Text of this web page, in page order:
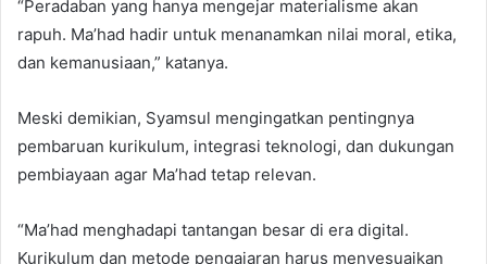
“Peradaban yang hanya mengejar materialisme akan
rapuh. Ma’had hadir untuk menanamkan nilai moral, etika,
dan kemanusiaan,” katanya.
Meski demikian, Syamsul mengingatkan pentingnya
pembaruan kurikulum, integrasi teknologi, dan dukungan
pembiayaan agar Ma’had tetap relevan.
“Ma’had menghadapi tantangan besar di era digital.
Kurikulum dan metode pengajaran harus menyesuaikan